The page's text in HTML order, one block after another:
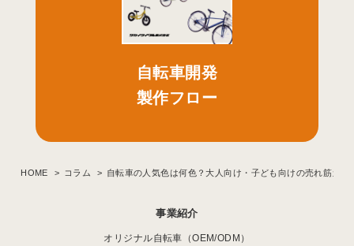
自転車開発
製作フロー
HOME コラム 自転車の人気色は何色？大人向け・子ども向けの売れ筋カ
事業紹介
オリジナル自転車（OEM/ODM）